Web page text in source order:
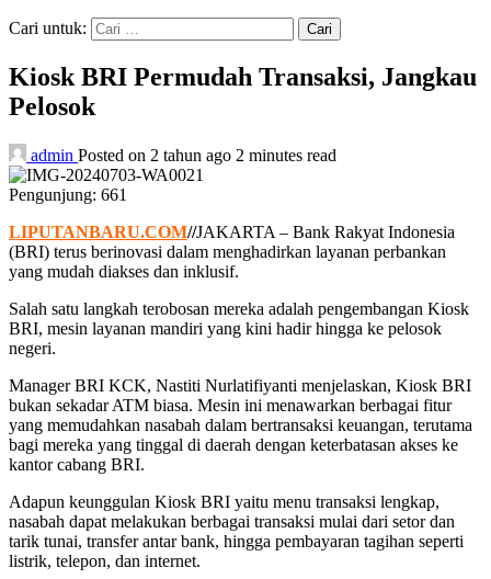
Cari untuk:
Kiosk BRI Permudah Transaksi, Jangkau
Pelosok
admin Posted on 2 tahun ago 2 minutes read
Pengunjung: 661
LIPUTANBARU.COM//JAKARTA – Bank Rakyat Indonesia
(BRI) terus berinovasi dalam menghadirkan layanan perbankan
yang mudah diakses dan inklusif.
Salah satu langkah terobosan mereka adalah pengembangan Kiosk
BRI, mesin layanan mandiri yang kini hadir hingga ke pelosok
negeri.
Manager BRI KCK, Nastiti Nurlatifiyanti menjelaskan, Kiosk BRI
bukan sekadar ATM biasa. Mesin ini menawarkan berbagai fitur
yang memudahkan nasabah dalam bertransaksi keuangan, terutama
bagi mereka yang tinggal di daerah dengan keterbatasan akses ke
kantor cabang BRI.
Adapun keunggulan Kiosk BRI yaitu menu transaksi lengkap,
nasabah dapat melakukan berbagai transaksi mulai dari setor dan
tarik tunai, transfer antar bank, hingga pembayaran tagihan seperti
listrik, telepon, dan internet.